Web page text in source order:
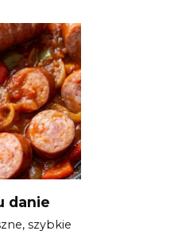
danie
szybkie